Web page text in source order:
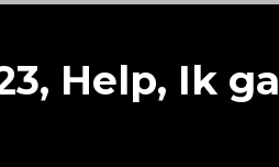
Help, Ik ga